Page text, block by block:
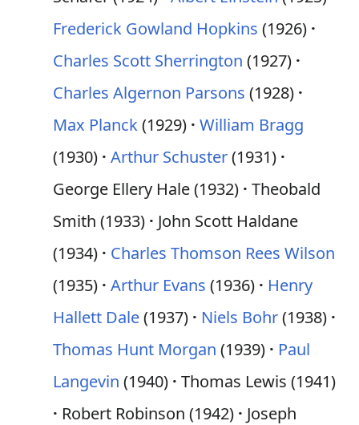
Frederick Gowland Hopkins (1926)
Charles Scott Sherrington (1927)
Charles Algernon Parsons (1928)
Max Planck(1929) William Bragg
(1930) Arthur Schuster(1931)
George Ellery Hale (1932) Theobald
Smith (1933)
John Scott Haldane
(1934)
Charles Thomson Rees Wilson
(1935) Arthur Evans (1936)
Henry
Hallett Dale(1937) Niels Bohr(1938)
Thomas Hunt Morgan (1939)
Paul
Langevin (1940) Thomas Lewis (1941)
Robert Robinson (1942)
Joseph